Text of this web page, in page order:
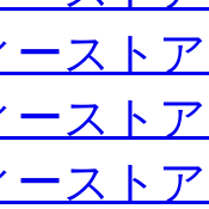
ースト
ースト
ースト